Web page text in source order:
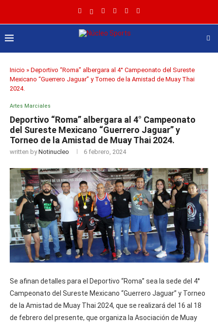
Inicio » Deportivo “Roma” albergara al 4° Campeonato del Sureste
Mexicano “Guerrero Jaguar” y Torneo de la Amistad de Muay Thai
2024.
Artes Marciales
Deportivo “Roma” albergara al 4° Campeonato
del Sureste Mexicano “Guerrero Jaguar” y
Torneo de la Amistad de Muay Thai 2024.
written byNotinucleo 6 febrero, 2024
Se afinan detalles para el Deportivo “Roma” sea la sede del 4°
Campeonato del Sureste Mexicano “Guerrero Jaguar” y Torneo
de la Amistad de Muay Thai 2024, que se realizará del 16 al 18
de febrero del presente, que organiza la Asociación de Muay